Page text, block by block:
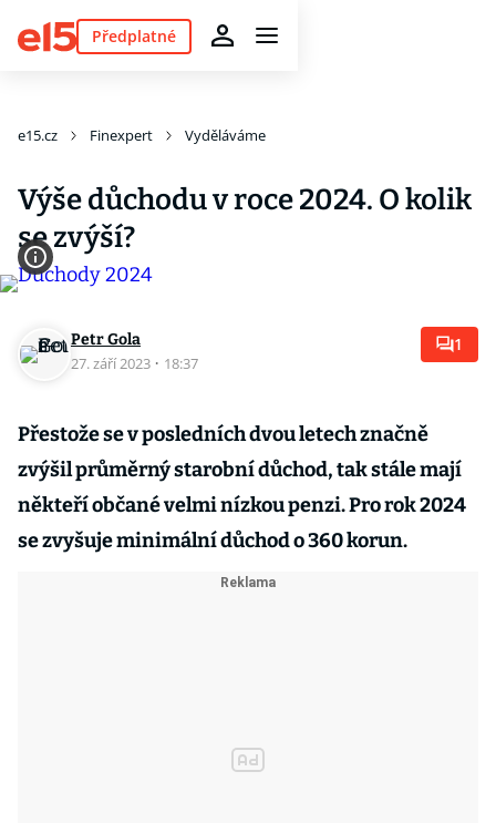
Předplatné
e15.cz Finexpert Vyděláváme
Výše důchodu v roce 2024. O kolik
se zvýší?
Petr Gola
27. září 2023 · 18:37
1
Přestože se v posledních dvou letech značně
zvýšil průměrný starobní důchod, tak stále mají
někteří občané velmi nízkou penzi. Pro rok 2024
se zvyšuje minimální důchod o 360 korun.